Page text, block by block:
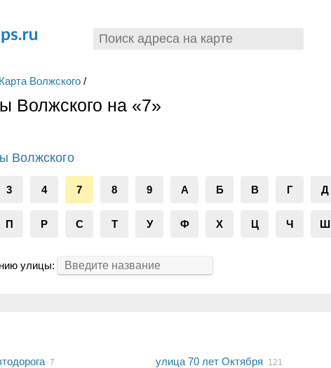
Карта Волжского /
Волжского на «7»
Волжского
3 4 7 8 9 А Б В Г Д
П Р С Т У Ф Х Ц Ч Ш
улицы:
7 улица 70 лет Октября 121